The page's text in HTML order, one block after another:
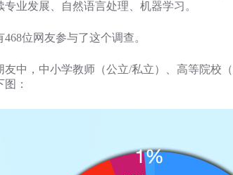
业发展、自然语言处理、机器学习。
位网友参与了这个调查。
中，中小学教师（公立/私立）、高等院校
：